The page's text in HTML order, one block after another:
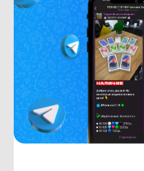
Емкость накопителя
Конструкция
Цвет